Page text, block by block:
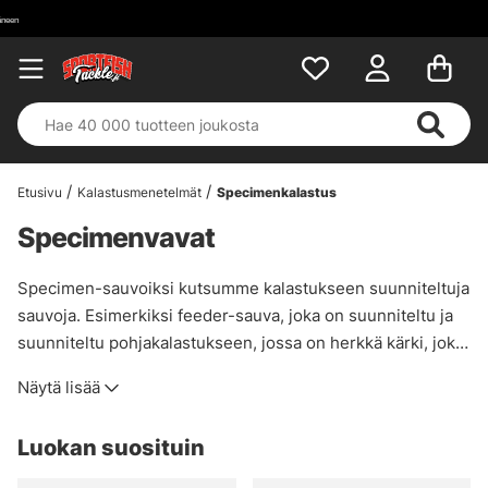
Etusivu Kalastusmenetelmät Specimenkalastus
Specimenvavat
Specimen-sauvoiksi kutsumme kalastukseen suunniteltuja
sauvoja. Esimerkiksi feeder-sauva, joka on suunniteltu ja
suunniteltu pohjakalastukseen, jossa on herkkä kärki, joka
tavalla kuin feeder-sauva, mutta niissä on usein useampi
haluat käyttää sitä uittokalastukseen, siinä on myös
Näytä lisää
Luokan suosituin